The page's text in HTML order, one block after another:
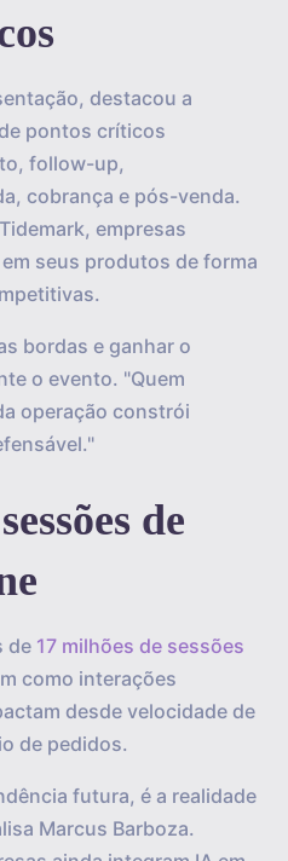
destacou a
pontos críticos
follow-up,
cobrança e pós-venda.
empresas
seus produtos de forma
bordas e ganhar o
o evento. "Quem
operação constrói
de
de 17 milhões de sessões
como interações
desde velocidade de
de pedidos.
futura, é a realidade
Marcus Barboza.